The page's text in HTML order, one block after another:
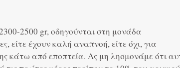
2500 gr, οδηγούνται στη μονάδα
είτε έχουν καλή αναπνοή, είτε όχι, για
κάτω από εποπτεία. Ας μη λησμονάμε ότι